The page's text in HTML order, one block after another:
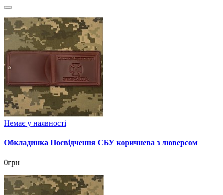
Немає у наявності
Обкладинка Посвідчення СБУ коричнева з люверсом
0грн